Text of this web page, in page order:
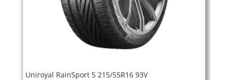
Uniroyal RainSport 5 215/55R16 93V